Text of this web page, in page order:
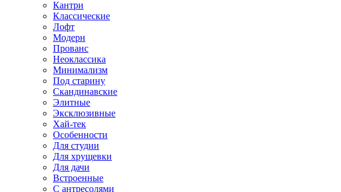
Кантри
Классические
Лофт
Модерн
Прованс
Неоклассика
Минимализм
Под старину
Скандинавские
Элитные
Эксклюзивные
Хай-тек
Особенности
Для студии
Для хрущевки
Для дачи
Встроенные
С антресолями